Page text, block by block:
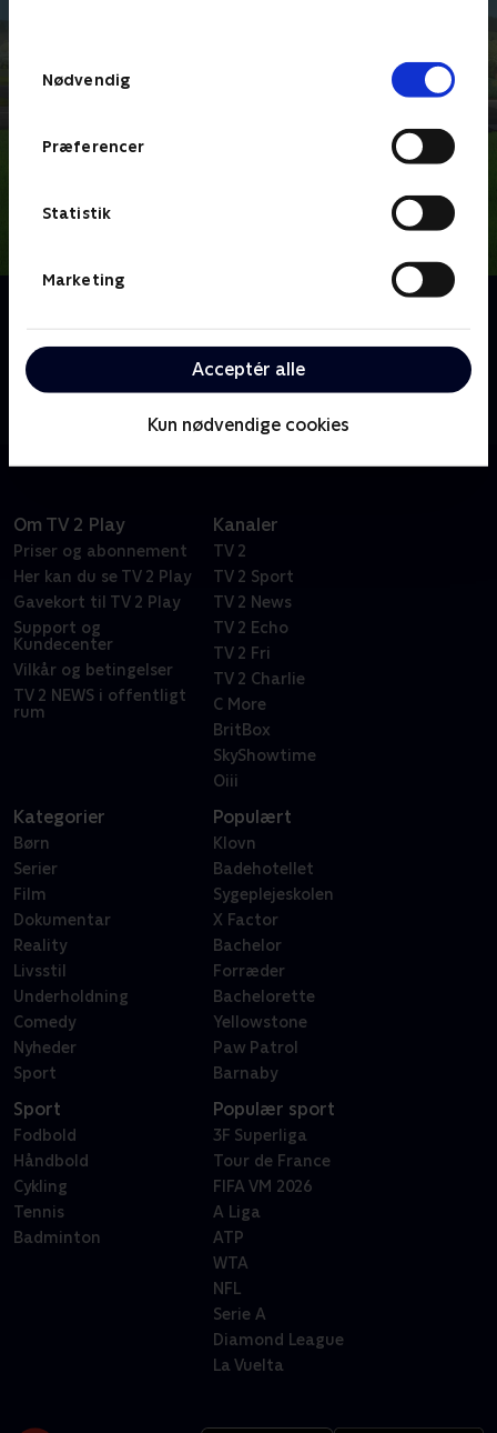
Nødvendig
Præferencer
Statistik
Marketing
Acceptér alle
Kun nødvendige cookies
arbejder sammen om at restaurere deres by, Builder
Cove, og sikre den mod den skurkagtige Speed
Meisters skumle planer.
Om TV 2 Play
Priser og abonnement
Her kan du se TV 2 Play
Gavekort til TV 2 Play
Support og
Kundecenter
Vilkår og betingelser
TV 2 NEWS i offentligt
rum
Kanaler
TV 2
TV 2 Sport
TV 2 News
TV 2 Echo
TV 2 Fri
TV 2 Charlie
C More
BritBox
SkyShowtime
Oiii
Kategorier
Børn
Serier
Film
Dokumentar
Reality
Livsstil
Underholdning
Comedy
Nyheder
Sport
Populært
Klovn
Badehotellet
Sygeplejeskolen
X Factor
Bachelor
Forræder
Bachelorette
Yellowstone
Paw Patrol
Barnaby
Sport
Fodbold
Håndbold
Cykling
Tennis
Badminton
Populær sport
3F Superliga
Tour de France
FIFA VM 2026
A Liga
ATP
WTA
NFL
Serie A
Diamond League
La Vuelta